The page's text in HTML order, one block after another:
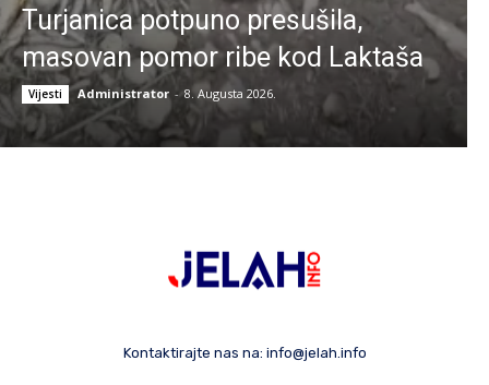
Turjanica potpuno presušila,
masovan pomor ribe kod Laktaša
Vijesti Administrator - 8. Augusta 2026.
Kontaktirajte nas na: info@jelah.info